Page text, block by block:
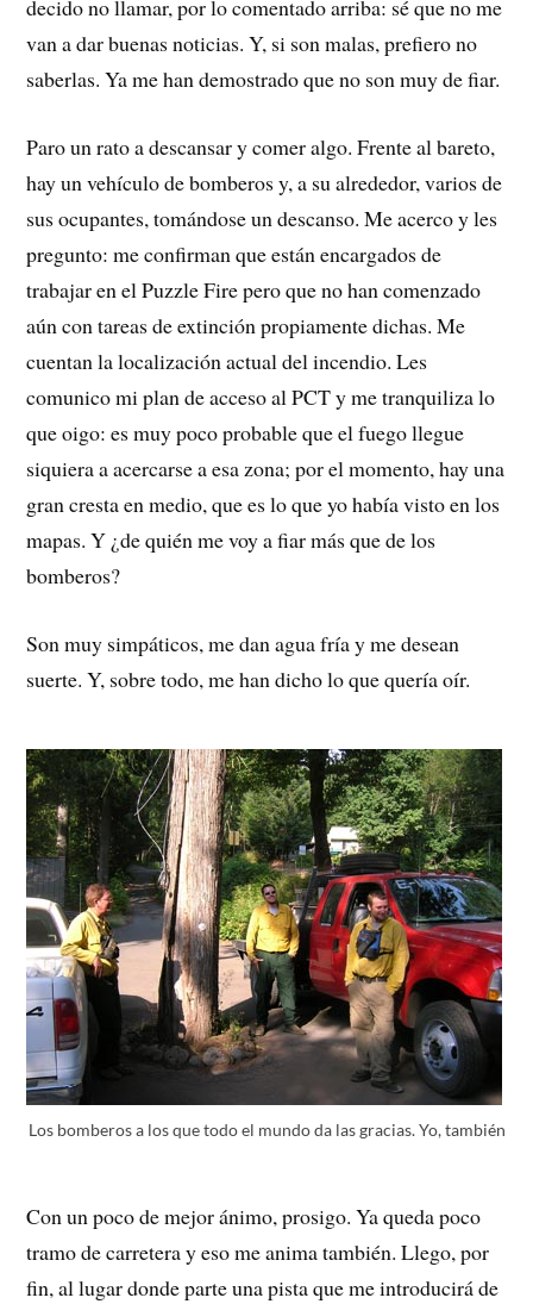
decido no llamar, por lo comentado arriba: sé que no me
van a dar buenas noticias. Y, si son malas, prefiero no
saberlas. Ya me han demostrado que no son muy de fiar.
Paro un rato a descansar y comer algo. Frente al bareto,
hay un vehículo de bomberos y, a su alrededor, varios de
sus ocupantes, tomándose un descanso. Me acerco y les
pregunto: me confirman que están encargados de
trabajar en el Puzzle Fire pero que no han comenzado
aún con tareas de extinción propiamente dichas. Me
cuentan la localización actual del incendio. Les
comunico mi plan de acceso al PCT y me tranquiliza lo
que oigo: es muy poco probable que el fuego llegue
siquiera a acercarse a esa zona; por el momento, hay una
gran cresta en medio, que es lo que yo había visto en los
mapas. Y ¿de quién me voy a fiar más que de los
bomberos?
Son muy simpáticos, me dan agua fría y me desean
suerte. Y, sobre todo, me han dicho lo que quería oír.
Los bomberos a los que todo el mundo da las gracias. Yo, también
Con un poco de mejor ánimo, prosigo. Ya queda poco
tramo de carretera y eso me anima también. Llego, por
fin, al lugar donde parte una pista que me introducirá de